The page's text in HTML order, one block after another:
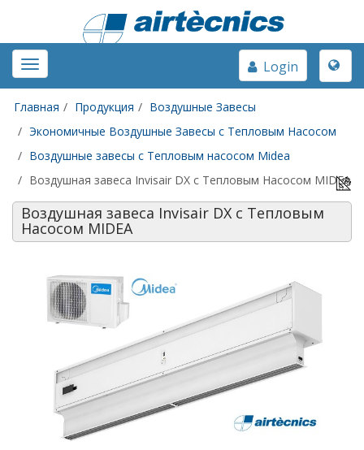
Toggle
navigation
Toggle
Login
Главная Продукция
Воздушные Завесы
Экономичные Воздушные Завесы с Тепловым Насосом
Воздушные завесы с Тепловым насосом Midea
Воздушная завеса Invisair DX с Тепловым Насосом MIDEA
Воздушная завеса Invisair DX с Тепловым
Насосом MIDEA